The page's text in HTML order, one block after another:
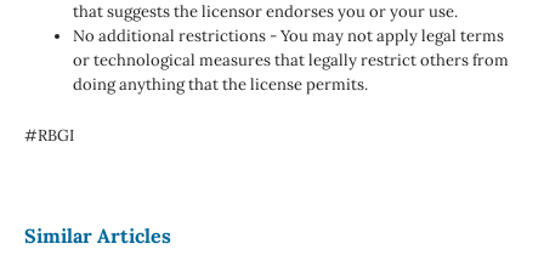
that suggests the licensor endorses you or your use.
No additional restrictions - You may not apply legal terms
or technological measures that legally restrict others from
doing anything that the license permits.
#RBGI
Similar Articles